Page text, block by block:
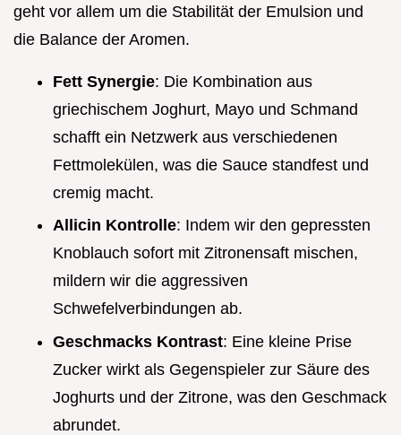
geht vor allem um die Stabilität der Emulsion und
die Balance der Aromen.
Fett Synergie: Die Kombination aus
griechischem Joghurt, Mayo und Schmand
schafft ein Netzwerk aus verschiedenen
Fettmolekülen, was die Sauce standfest und
cremig macht.
Allicin Kontrolle: Indem wir den gepressten
Knoblauch sofort mit Zitronensaft mischen,
mildern wir die aggressiven
Schwefelverbindungen ab.
Geschmacks Kontrast: Eine kleine Prise
Zucker wirkt als Gegenspieler zur Säure des
Joghurts und der Zitrone, was den Geschmack
abrundet.